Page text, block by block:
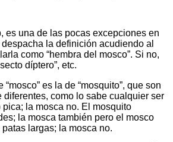
es una de las pocas excepciones en
la definición acudiendo al
como “hembra del mosco”. Si no,
díptero”, etc.
es la de “mosquito”, que son
diferentes, como lo sabe cualquier ser
la mosca no. El mosquito
la mosca también pero el mosco
largas; la mosca no.